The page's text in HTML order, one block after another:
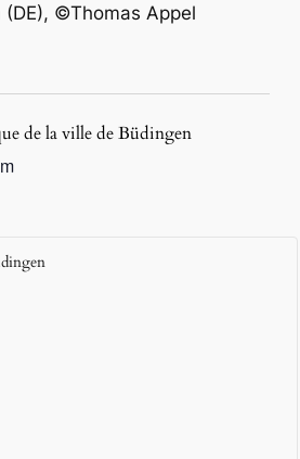
(DE), ©Thomas Appel
de la ville de Büdingen